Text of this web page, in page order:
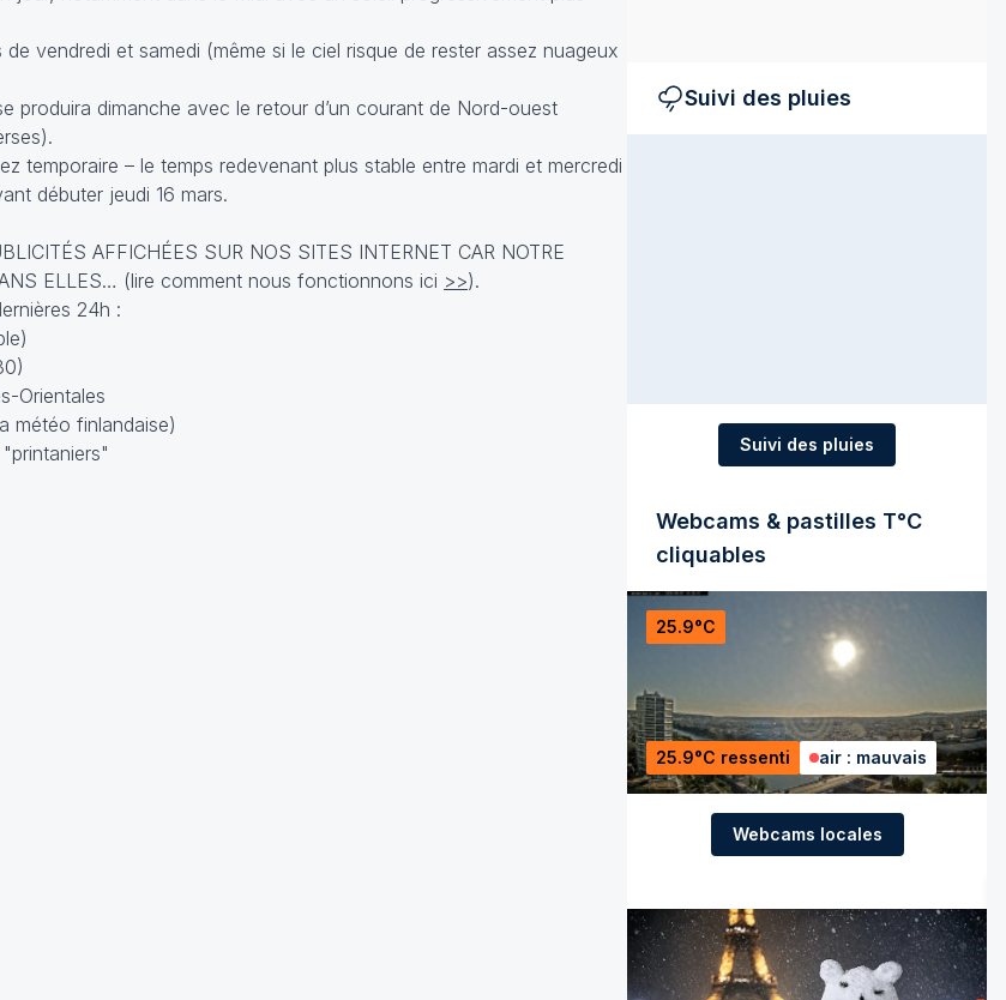
vendredi et samedi (même si le ciel risque de rester assez nuageux
produira dimanche avec le retour d’un courant de Nord-ouest
temporaire – le temps redevenant plus stable entre mardi et mercredi
débuter jeudi 16 mars.
AFFICHÉES SUR NOS SITES INTERNET CAR NOTRE
ELLES… (lire comment nous fonctionnons ici >>).
24h :
Orientales
météo finlandaise)
Suivi des pluies
Suivi des pluies
Webcams & pastilles T°C
cliquables
25.9°C
25.9°C ressenti air : mauvais
Webcams locales